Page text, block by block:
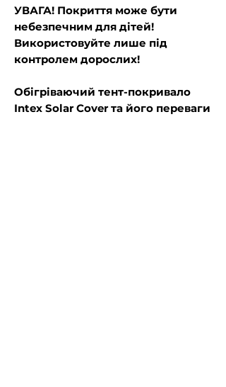
УВАГА! Покриття може бути
небезпечним для дітей!
Використовуйте лише під
контролем дорослих!
Обігріваючий тент-покривало
Intex Solar Cover та його переваги